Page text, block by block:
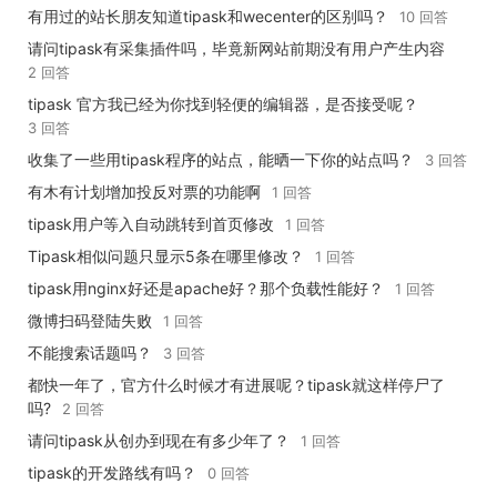
有用过的站长朋友知道tipask和wecenter的区别吗？ 10 回答
请问tipask有采集插件吗，毕竟新网站前期没有用户产生内容
2 回答
tipask 官方我已经为你找到轻便的编辑器，是否接受呢？
3 回答
收集了一些用tipask程序的站点，能晒一下你的站点吗？ 3 回答
有木有计划增加投反对票的功能啊 1 回答
tipask用户等入自动跳转到首页修改 1 回答
Tipask相似问题只显示5条在哪里修改？ 1 回答
tipask用nginx好还是apache好？那个负载性能好？ 1 回答
微博扫码登陆失败 1 回答
不能搜索话题吗？ 3 回答
都快一年了，官方什么时候才有进展呢？tipask就这样停尸了
吗?
2 回答
请问tipask从创办到现在有多少年了？ 1 回答
tipask的开发路线有吗？ 0 回答